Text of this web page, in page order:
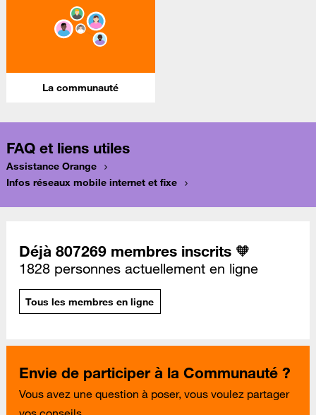
La communauté
FAQ et liens utiles
Assistance Orange
Infos réseaux mobile internet et fixe
Déjà 807269 membres inscrits 🧡
1828 personnes actuellement en ligne
Tous les membres en ligne
Envie de participer à la Communauté ?
Vous avez une question à poser, vous voulez partager